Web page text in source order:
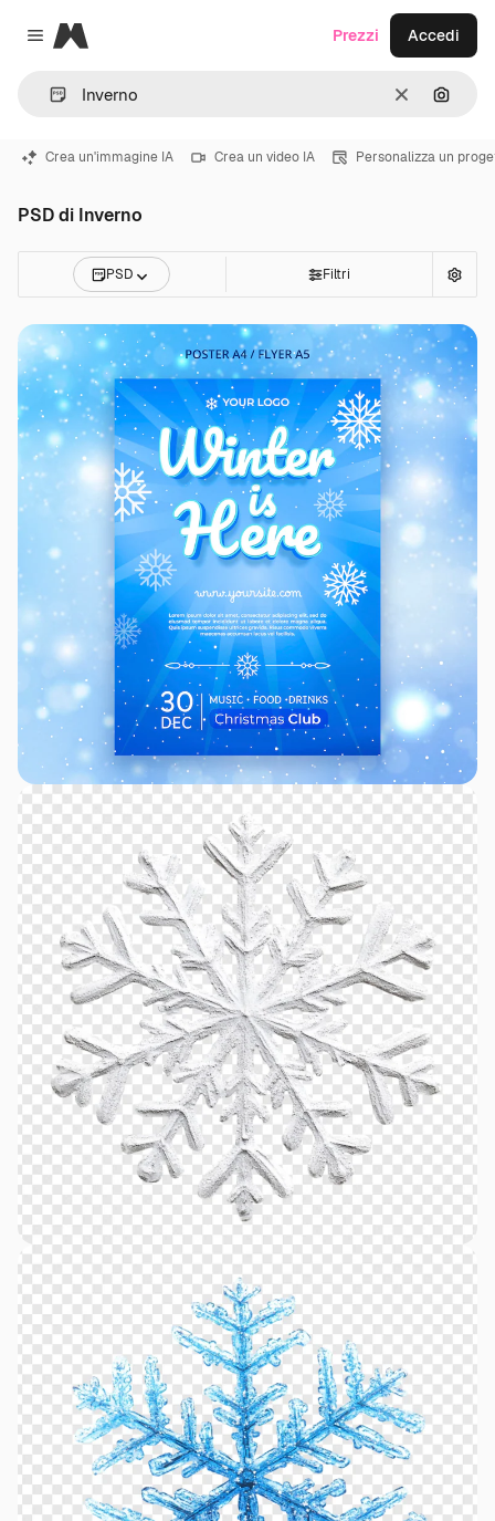
Close menu
Magnific
CancellaCerca
Prezzi Accedi
Crea un'immagine IA Crea un video IA Personalizza un
PSD di Inverno
PSD Filtri